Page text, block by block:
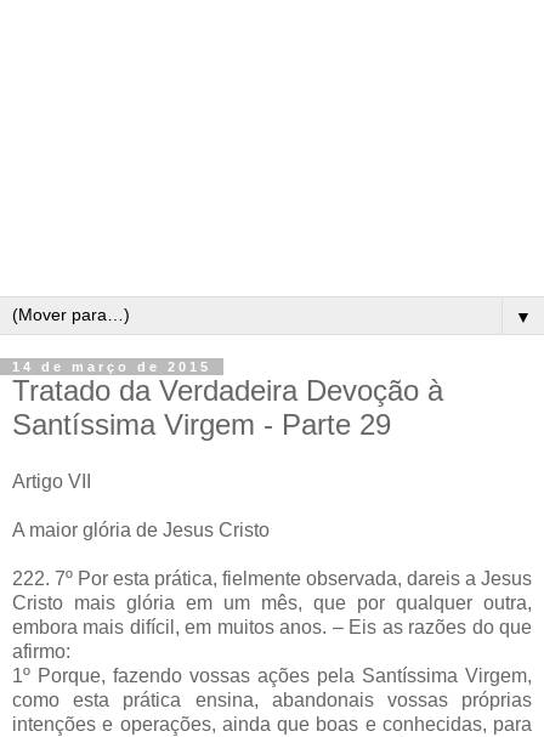
▼
14 de março de 2015
Tratado da Verdadeira Devoção à
Santíssima Virgem - Parte 29
Artigo VII
A maior glória de Jesus Cristo
222. 7º Por esta prática, fielmente observada, dareis a Jesus
Cristo mais glória em um mês, que por qualquer outra,
embora mais difícil, em muitos anos. – Eis as razões do que
afirmo:
1º Porque, fazendo vossas ações pela Santíssima Virgem,
como esta prática ensina, abandonais vossas próprias
intenções e operações, ainda que boas e conhecidas, para